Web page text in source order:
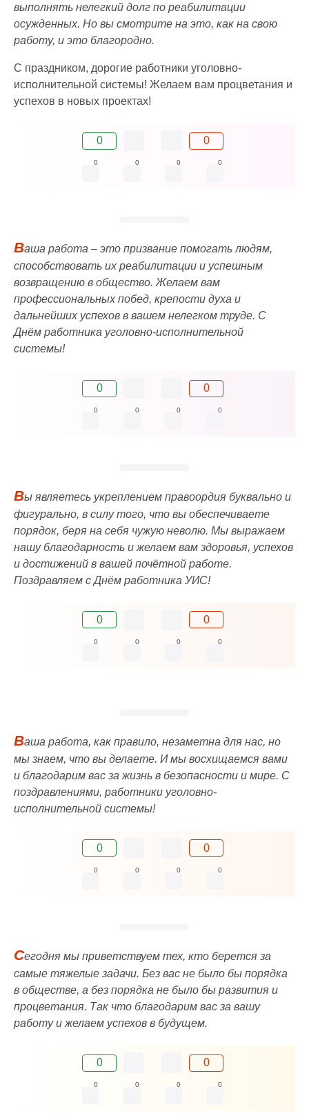
выполнять нелегкий долг по реабилитации
осужденных. Но вы смотрите на это, как на свою
работу, и это благородно.
С праздником, дорогие работники уголовно-
исполнительной системы! Желаем вам процветания и
успехов в новых проектах!
0 0
0 0 0 0
Ваша работа – это призвание помогать людям,
способствовать их реабилитации и успешным
возвращению в общество. Желаем вам
профессиональных побед, крепости духа и
дальнейших успехов в вашем нелегком труде. С
Днём работника уголовно-исполнительной
системы!
0 0
0 0 0 0
Вы являетесь укреплением правоордия буквально и
фигурально, в силу того, что вы обеспечиваете
порядок, беря на себя чужую неволю. Мы выражаем
нашу благодарность и желаем вам здоровья, успехов
и достижений в вашей почётной работе.
Поздравляем с Днём работника УИС!
0 0
0 0 0 0
Ваша работа, как правило, незаметна для нас, но
мы знаем, что вы делаете. И мы восхищаемся вами
и благодарим вас за жизнь в безопасности и мире. С
поздравлениями, работники уголовно-
исполнительной системы!
0 0
0 0 0 0
Сегодня мы приветствуем тех, кто берется за
самые тяжелые задачи. Без вас не было бы порядка
в обществе, а без порядка не было бы развития и
процветания. Так что благодарим вас за вашу
работу и желаем успехов в будущем.
0 0
0 0 0 0